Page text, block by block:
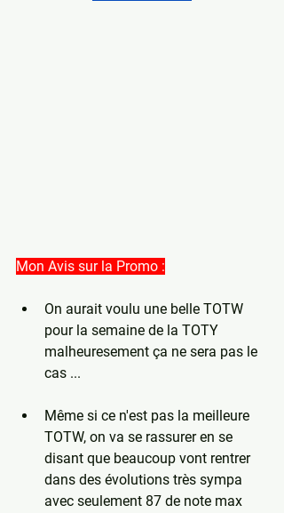
Mon Avis sur la Promo :
On aurait voulu une belle TOTW
pour la semaine de la TOTY
malheuresement ça ne sera pas le
cas ...
Même si ce n'est pas la meilleure
TOTW, on va se rassurer en se
disant que beaucoup vont rentrer
dans des évolutions très sympa
avec seulement 87 de note max